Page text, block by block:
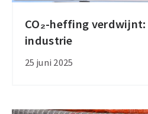
CO₂-heffing
industrie
25 juni 2025
CO₂-
heffing
verdwijnt:
industrie